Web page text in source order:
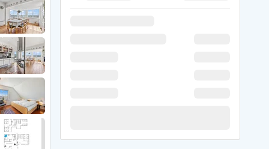
Fjord
Klit
Strand
Husby